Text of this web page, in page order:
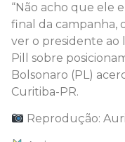
“Não acho que ele
final da campanha,
ver o presidente ao
Pill sobre
Bolsonaro (PL)
Curitiba-PR.
Reprodução: